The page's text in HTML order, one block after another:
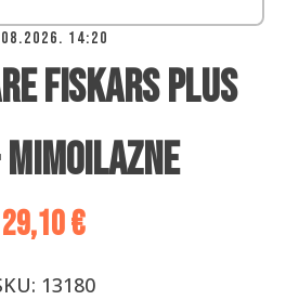
14:20
Fiskars Plus
mimoilazne
29,10€
13180